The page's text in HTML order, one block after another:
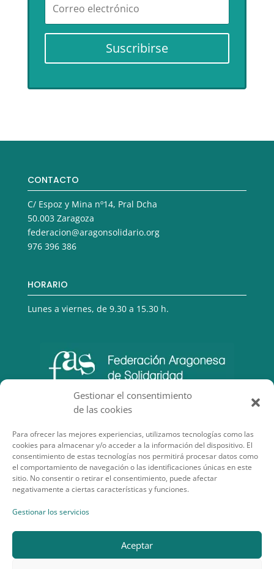
Gestionar el consentimiento
de las cookies
Para ofrecer las mejores experiencias, utilizamos tecnologías como las
cookies para almacenar y/o acceder a la información del dispositivo. El
consentimiento de estas tecnologías nos permitirá procesar datos como
el comportamiento de navegación o las identificaciones únicas en este
sitio. No consentir o retirar el consentimiento, puede afectar
negativamente a ciertas características y funciones.
Gestionar los servicios
Aceptar
Suscribirse
CONTACTO
C/ Espoz y Mina nº14, Pral Dcha
50.003 Zaragoza
federacion@aragonsolidario.org
976 396 386
HORARIO
Lunes a viernes, de 9.30 a 15.30 h.
SECCIONES DE INTERÉS